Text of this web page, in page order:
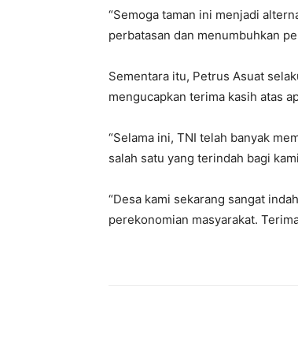
“Semoga taman ini menjadi
perbatasan dan menumbuhkan
Sementara itu, Petrus Asuat
mengucapkan terima kasih atas
“Selama ini, TNI telah banyak
salah satu yang terindah bagi
“Desa kami sekarang sangat
perekonomian masyarakat.